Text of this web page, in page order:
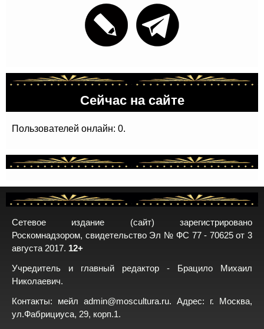
Сейчас на сайте
Пользователей онлайн: 0.
Сетевое издание (сайт) зарегистрировано
Роскомнадзором, свидетельство Эл № ФС 77 - 70625 от 3
августа 2017. 12+
Учредитель и главный редактор - Брацило Михаил
Николаевич.
Контакты: мейл admin@moscultura.ru. Адрес: г. Москва,
ул.Фабрициуса, 29, корп.1.